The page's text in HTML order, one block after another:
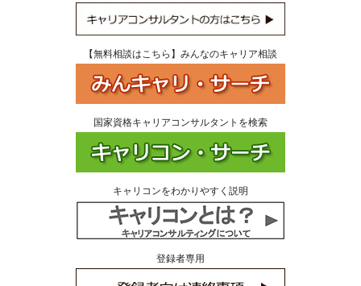
【無料相談はこちら】みんなのキャリア相談
国家資格キャリアコンサルタントを検索
キャリコンをわかりやすく説明
登録者専用